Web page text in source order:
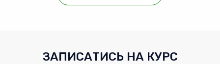
ЗАПИСАТИСЬ НА КУРС